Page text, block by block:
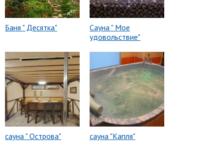
Баня " Десятка"
Сауна " Мое
удовольствие"
сауна " Острова" сауна "Капля"